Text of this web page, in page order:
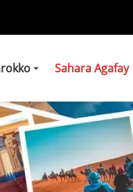
Sahara Agafay